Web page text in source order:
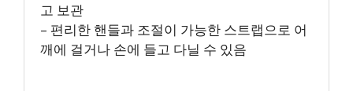
고 보관
– 편리한 핸들과 조절이 가능한 스트랩으로 어
깨에 걸거나 손에 들고 다닐 수 있음